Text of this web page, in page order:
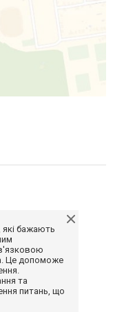
які бажають
Це допоможе
та
питань, що